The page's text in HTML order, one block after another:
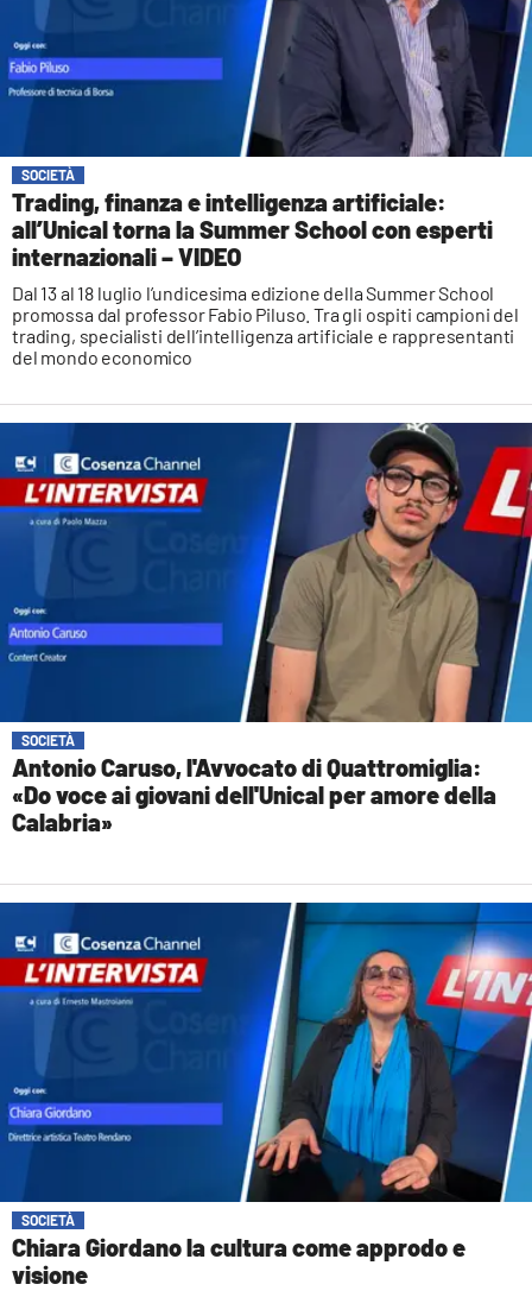
SOCIETÀ
Trading, finanza e intelligenza artificiale:
all’Unical torna la Summer School con esperti
internazionali – VIDEO
Dal 13 al 18 luglio l’undicesima edizione della Summer School
promossa dal professor Fabio Piluso. Tra gli ospiti campioni del
trading, specialisti dell’intelligenza artificiale e rappresentanti
del mondo economico
SOCIETÀ
Antonio Caruso, l'Avvocato di Quattromiglia:
«Do voce ai giovani dell'Unical per amore della
Calabria»
SOCIETÀ
Chiara Giordano la cultura come approdo e
visione